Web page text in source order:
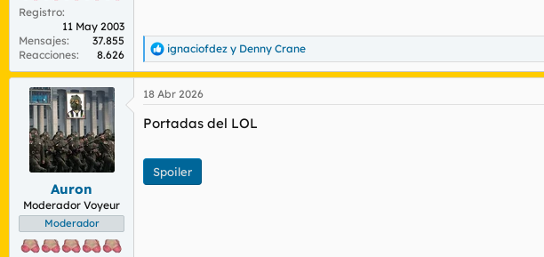
Registro
11 May 2003
Mensajes
37.855
Reacciones
8.626
R
e
a
c
i
e
s
ignaciofdez y Denny Crane
Auron
Moderador Voyeur
Moderador
18 Abr 2026
Portadas del LOL
Spoiler